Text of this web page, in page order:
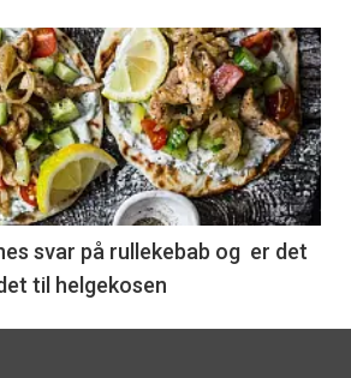
svar på rullekebab og er det
til helgekosen